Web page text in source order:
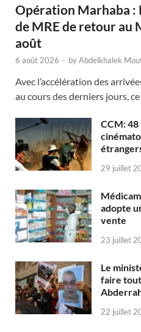
Opération Marhaba :
de MRE de retour au
août
6 août 2026 - byAbdelkhalek
Avec l’accélération des
au cours des derniers jours,
CCM:
29 juillet
adopte
vente
23 juillet
Le
faire
22 juillet